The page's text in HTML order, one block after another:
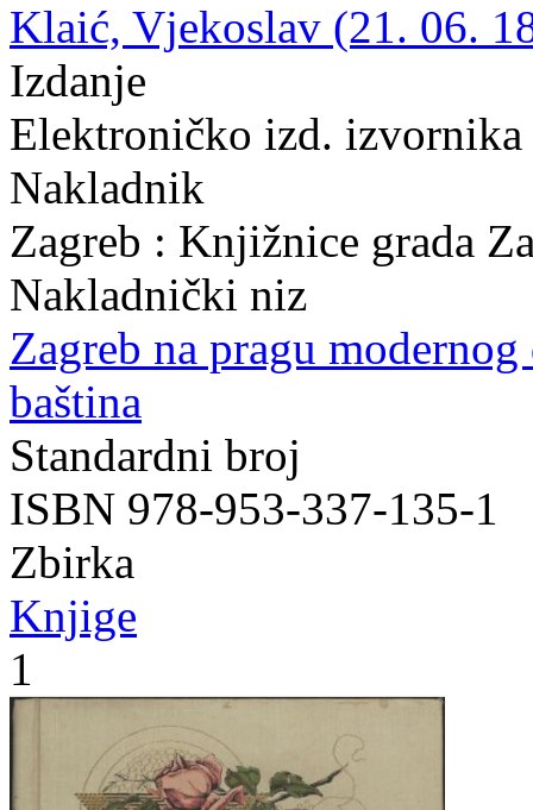
Klaić, Vjekoslav (21. 06.
Izdanje
Elektroničko izd.
Nakladnik
Zagreb : Knjižnice grada
Nakladnički niz
Zagreb na pragu modernog
baština
Standardni broj
ISBN 978-953-337-135-1
Zbirka
Knjige
1